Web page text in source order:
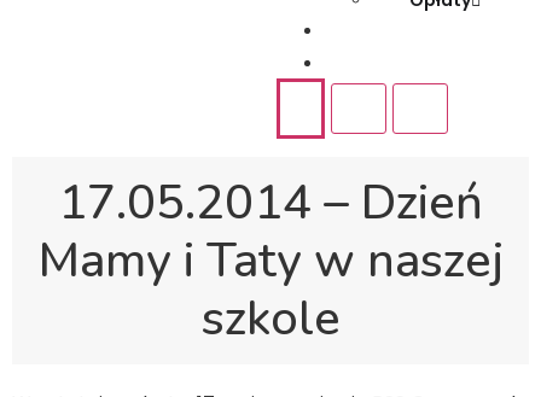
17.05.2014 – Dzień
Mamy i Taty w naszej
szkole